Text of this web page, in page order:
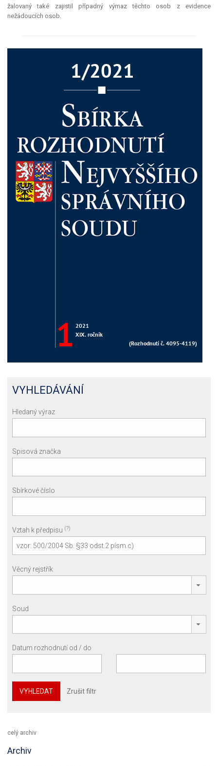
žalovaný také zajistil případný výmaz těchto osob z evidence
nežádoucích osob.
VYHLEDÁVÁNÍ
Hledaný výraz
Spisová značka
Sbírkové číslo
Vztah k předpisu (?)
Věcný rejstřík
Soud
Datum rozhodnutí od / do
VYHLEDAT Zrušit filtr
celý archiv
Archiv